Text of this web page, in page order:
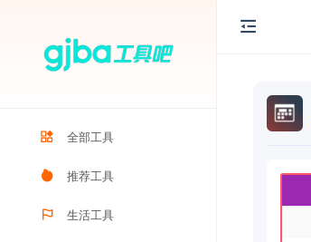
全部工具
推荐工具
生活工具